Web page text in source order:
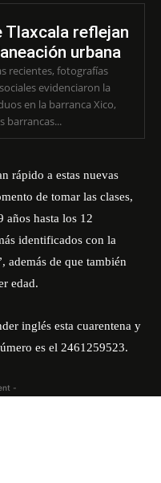
Tlaxcala reflejan
urbana
recientes, fotografías
evidenciaron la
en la barranca Xico,
barrancas...
rápido a estas nuevas
de tomar las clases,
años hasta los 12
identificados con la
además de que también
edad.
inglés esta cuarentena y
es el 2461259523.
-